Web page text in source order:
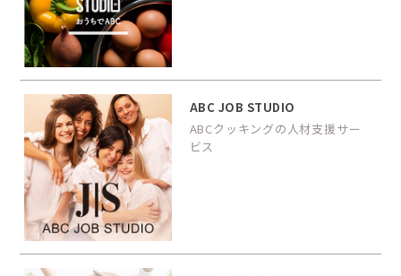
ABC JOB STUDIO
ABCクッキングの人材支援サー
ビス